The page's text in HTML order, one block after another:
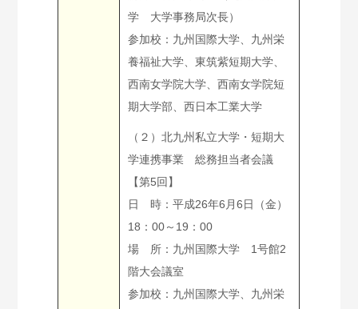
学 大学事務局次長）
参加校：九州国際大学、九州栄
養福祉大学、東筑紫短期大学、
西南女学院大学、西南女学院短
期大学部、西日本工業大学
（２）北九州私立大学・短期大
学連携事業 総務担当者会議
【第5回】
日 時：平成26年6月6日（金）
18：00～19：00
場 所：九州国際大学 1号館2
階大会議室
参加校：九州国際大学、九州栄